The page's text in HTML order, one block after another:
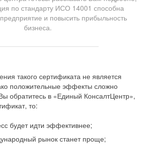
по стандарту ИСО 14001 способна
и повысить прибыльность
бизнеса.
такого сертификата не является
положительные эффекты сложно
обратитесь в «Единый КонсалтЦентр»,
то:
будет идти эффективнее;
рынок станет проще;